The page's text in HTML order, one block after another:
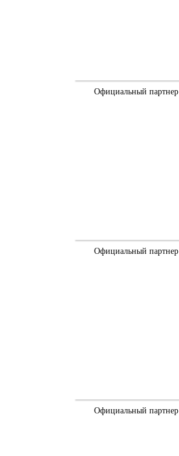
Официальный партнер
Официальный партнер
Официальный партнер